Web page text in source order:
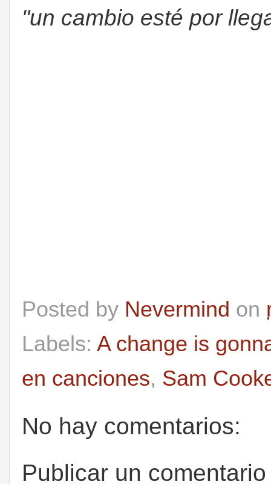
"un cambio esté por
Posted by Nevermind on
Labels: A change is
en canciones, Sam
No hay comentarios:
Publicar un comentario